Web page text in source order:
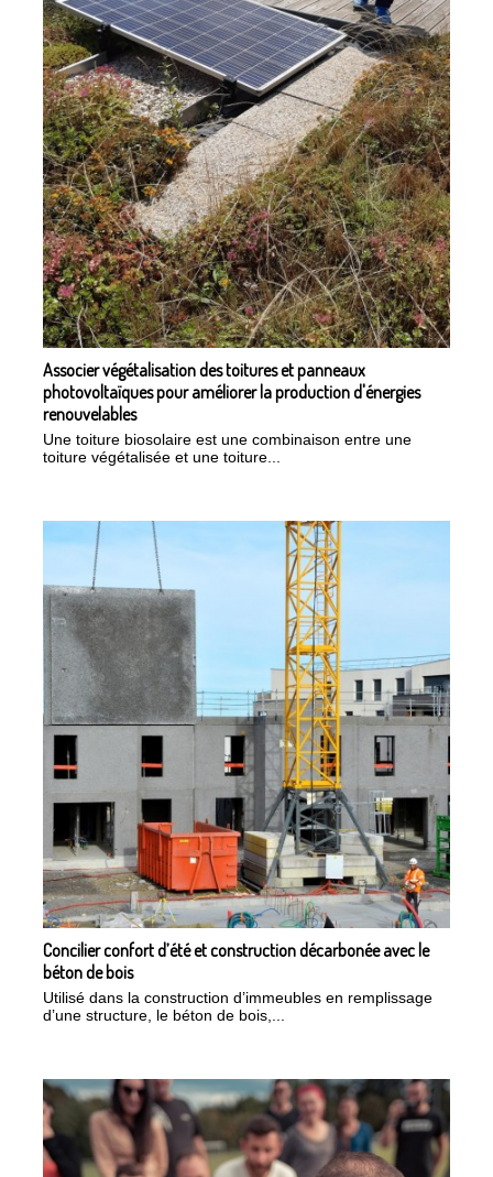
Associer végétalisation des toitures et panneaux
photovoltaïques pour améliorer la production d'énergies
renouvelables
Une toiture biosolaire est une combinaison entre une
toiture végétalisée et une toiture...
Concilier confort d’été et construction décarbonée avec le
béton de bois
Utilisé dans la construction d’immeubles en remplissage
d’une structure, le béton de bois,...